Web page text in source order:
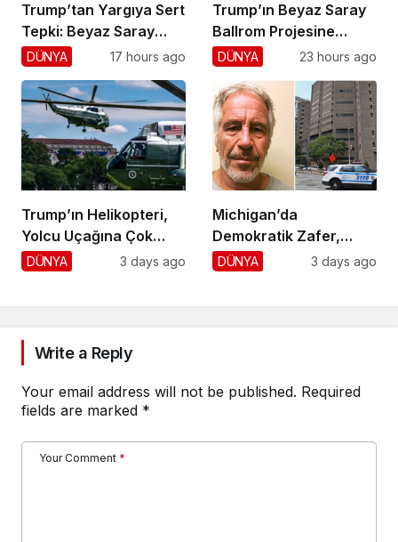
Trump’tan Yargıya Sert
Tepki: Beyaz Saray
Krizi!
DÜNYA 17 hours ago
Trump’ın Beyaz Saray
Ballrom Projesine
Durdurma
DÜNYA 23 hours ago
Trump’ın Helikopteri,
Yolcu Uçağına Çok
Yaklaştı!
DÜNYA 3 days ago
Michigan’da
Demokratik Zafer,
Cumhuriyetçilere
DÜNYA 3 days ago
Write a Reply
Your email address will not be published. Required
fields are marked *
Your Comment *